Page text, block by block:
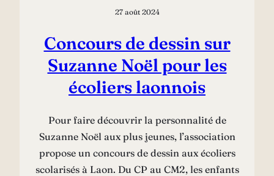
27 août 2024
Concours de dessin sur
Suzanne Noël pour les
écoliers laonnois
Pour faire découvrir la personnalité de
Suzanne Noël aux plus jeunes, l’association
propose un concours de dessin aux écoliers
scolarisés à Laon. Du CP au CM2, les enfants